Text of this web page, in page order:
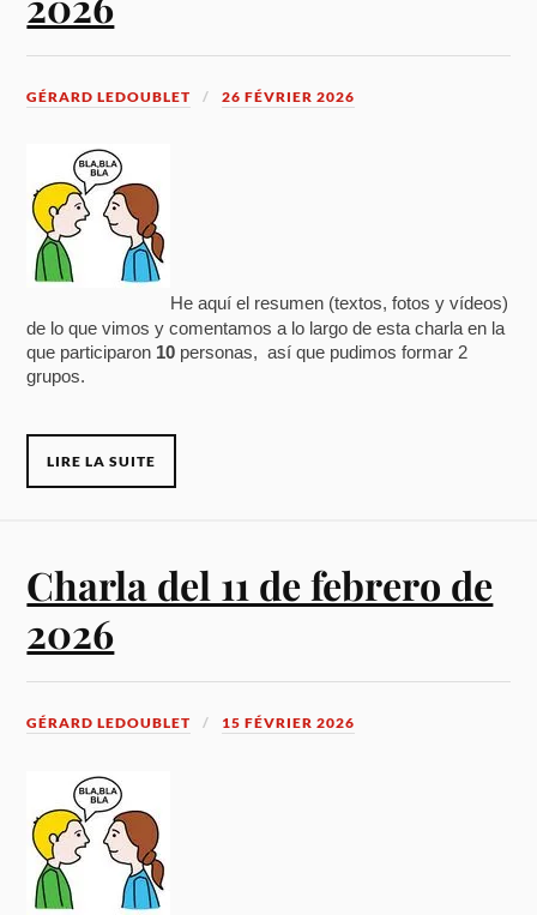
GÉRARD LEDOUBLET 26 FÉVRIER 2026
He aquí el resumen (textos, fotos y vídeos)
de lo que vimos y comentamos a lo largo de esta charla en la
que participaron 10 personas, así que pudimos formar 2
grupos.
LIRE LA SUITE
Charla del 11 de febrero de
2026
GÉRARD LEDOUBLET 15 FÉVRIER 2026